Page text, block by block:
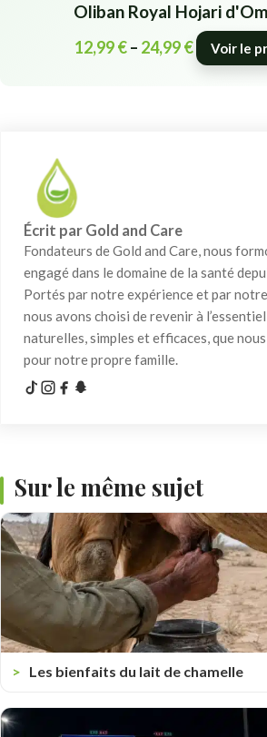
Oliban Royal Hojari
12,99€– 24,99€ Voir le
Écrit par Gold and Care
Fondateurs de Gold and Care, nous
engagé dans le domaine de la santé
Portés par notre expérience et par
nous avons choisi de revenir à
naturelles, simples et efficaces, que
pour notre propre famille.
Sur le même sujet
Les bienfaits du lait de chamelle